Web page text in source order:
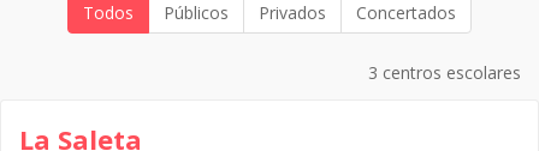
Todos Públicos Privados Concertados
3 centros escolares
La Saleta